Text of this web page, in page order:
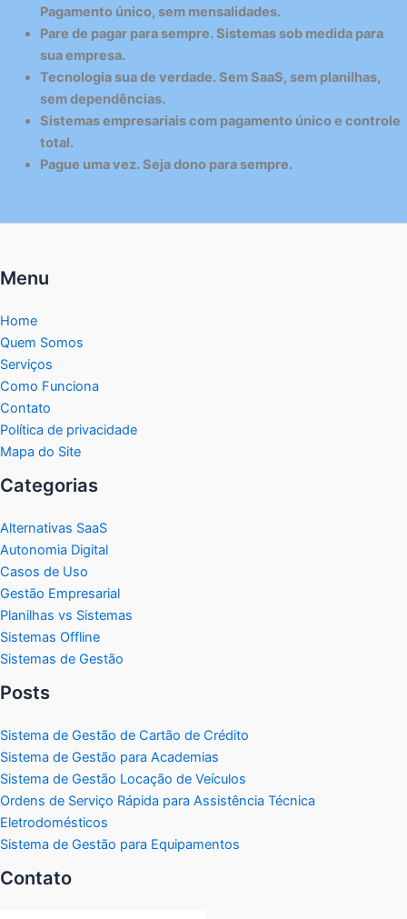
Pagamento único, sem mensalidades.
Pare de pagar para sempre. Sistemas sob medida para
sua empresa.
Tecnologia sua de verdade. Sem SaaS, sem planilhas,
sem dependências.
Sistemas empresariais com pagamento único e controle
total.
Pague uma vez. Seja dono para sempre.
Menu
Home
Quem Somos
Serviços
Como Funciona
Contato
Política de privacidade
Mapa do Site
Categorias
Alternativas SaaS
Autonomia Digital
Casos de Uso
Gestão Empresarial
Planilhas vs Sistemas
Sistemas Offline
Sistemas de Gestão
Posts
Sistema de Gestão de Cartão de Crédito
Sistema de Gestão para Academias
Sistema de Gestão Locação de Veículos
Ordens de Serviço Rápida para Assistência Técnica
Eletrodomésticos
Sistema de Gestão para Equipamentos
Contato